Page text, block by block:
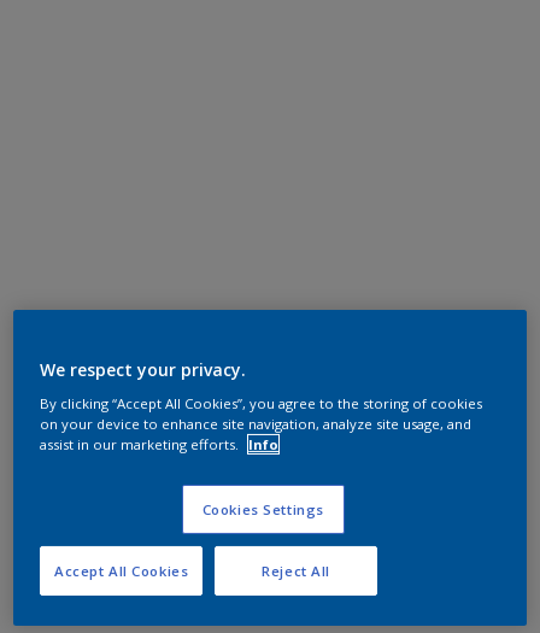
We respect your privacy.
By clicking “Accept All Cookies”, you agree to the storing of cookies
on your device to enhance site navigation, analyze site usage, and
assist in our marketing efforts.
Info
Cookies Settings
Reject All
Accept All Cookies